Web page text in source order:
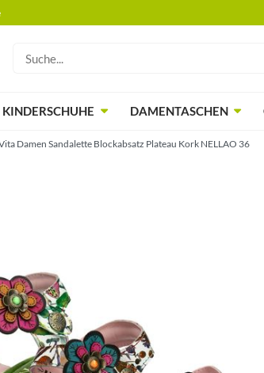
KINDERSCHUHE DAMENTASCHEN
Damen Sandalette Blockabsatz Plateau Kork NELLAO 36